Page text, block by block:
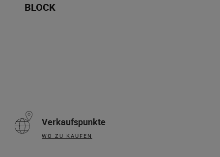
BLOCK
Verkaufspunkte
WO ZU KAUFEN